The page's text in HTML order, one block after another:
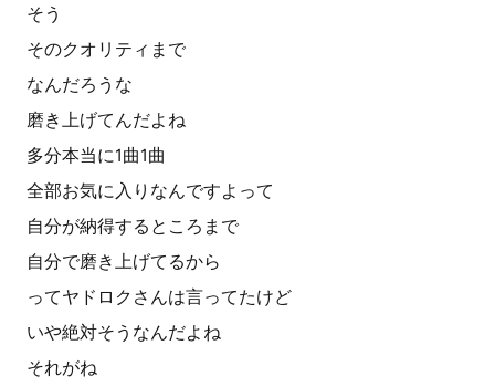
そう
そのクオリティまで
なんだろうな
磨き上げてんだよね
多分本当に1曲1曲
全部お気に入りなんですよって
自分が納得するところまで
自分で磨き上げてるから
ってヤドロクさんは言ってたけど
いや絶対そうなんだよね
それがね